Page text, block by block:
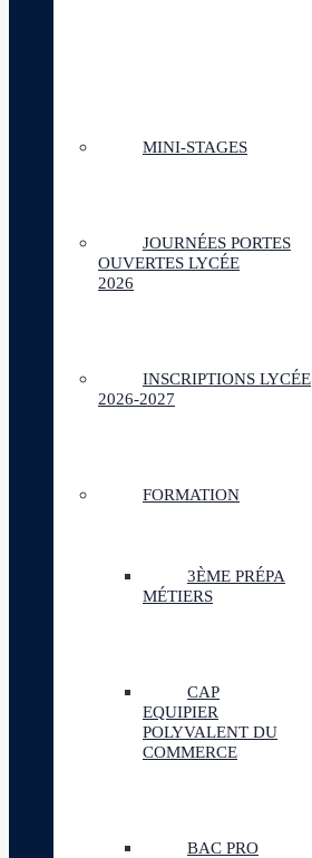
MINI-STAGES
JOURNÉES PORTES
OUVERTES LYCÉE
2026
INSCRIPTIONS LYCÉE
2026-2027
FORMATION
3ÈME PRÉPA
MÉTIERS
CAP
EQUIPIER
POLYVALENT DU
COMMERCE
BAC PRO